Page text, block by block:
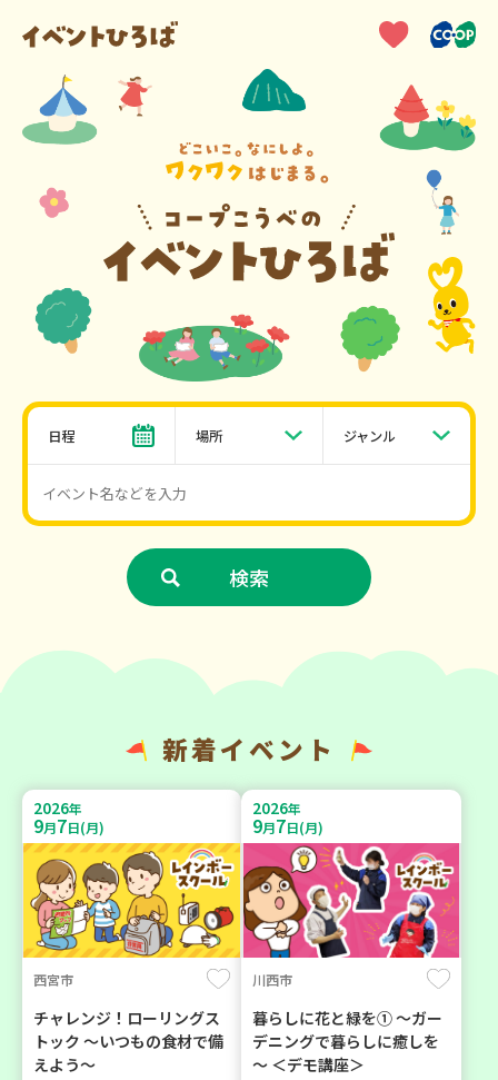
日程 場所 ジャンル
新着イベント
2026年
9月7日(月)
西宮市
チャレンジ！ローリングス
トック ～いつもの食材で備
えよう～
2026年
9月7日(月)
川西市
暮らしに花と緑を① ～ガー
デニングで暮らしに癒しを
～ ＜デモ講座＞